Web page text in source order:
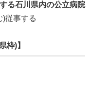
る石川県内の公立病院
)従事する
枠)】